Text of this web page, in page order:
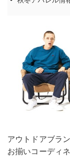
アウトドアブラ
お揃いコーディ